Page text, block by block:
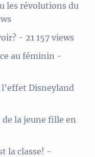
les révolutions du
- 21 157 views
au féminin -
Disneyland
la jeune fille en
la classe! -